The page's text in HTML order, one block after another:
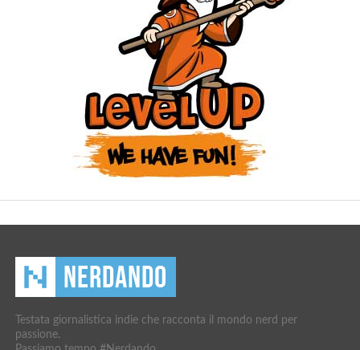
Testata giornalistica indie che racconta il mondo nerd per
passione.